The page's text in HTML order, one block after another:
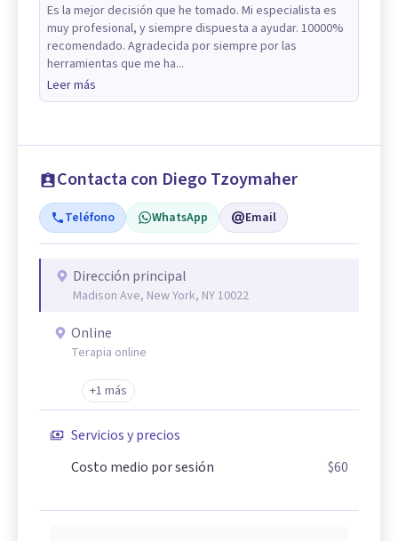
Es la mejor decisión que he tomado. Mi especialista es
muy profesional, y siempre dispuesta a ayudar. 10000%
recomendado. Agradecida por siempre por las
herramientas que me ha...
Leer más
Contacta con Diego Tzoymaher
Teléfono WhatsApp Email
Dirección principal
Madison Ave, New York, NY 10022
Online
Terapia online
+1 más
Servicios y precios
Costo medio por sesión
$60